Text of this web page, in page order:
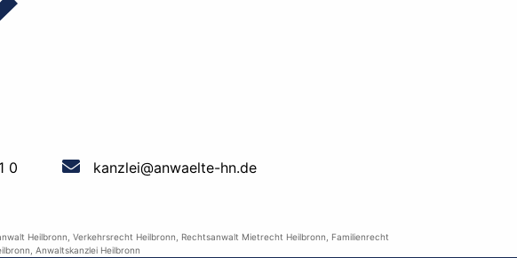
0 kanzlei@anwaelte-hn.de
Heilbronn Verkehrsrecht Heilbronn Rechtsanwalt Mietrecht Heilbronn
Familienrecht
Anwaltskanzlei Heilbronn